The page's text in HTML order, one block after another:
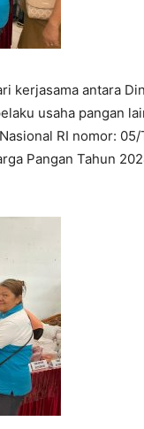
kerjasama antara
usaha pangan
RI nomor:
Pangan Tahun